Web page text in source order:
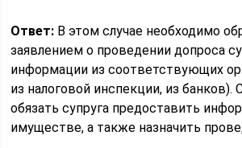
Ответ: В этом случае необходимо
заявлением о проведении допроса
информации из соответствующих
из налоговой инспекции, из банков).
обязать супруга предоставить
имуществе, а также назначить